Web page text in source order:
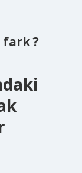
?